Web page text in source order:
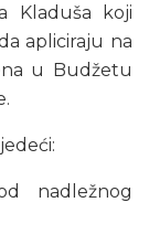
Kladuša koji
apliciraju na
u Budžetu
nadležnog